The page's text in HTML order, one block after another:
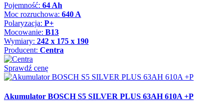
Pojemność: 64 Ah
Moc rozruchowa: 640 A
Polaryzacja: P+
Mocowanie: B13
Wymiary: 242 x 175 x 190
Producent: Centra
Sprawdź cenę
Akumulator BOSCH S5 SILVER PLUS 63AH 610A +P